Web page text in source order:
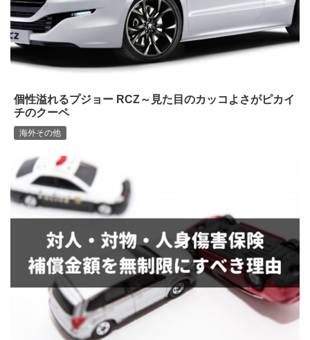
個性溢れるプジョー RCZ～見た目のカッコよさがピカイ
チのクーペ
海外その他